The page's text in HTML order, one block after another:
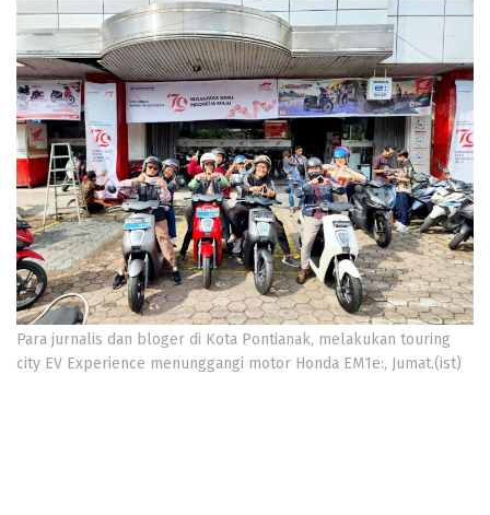
Para jurnalis dan bloger di Kota Pontianak, melakukan touring
city EV Experience menunggangi motor Honda EM1e:, Jumat.(ist)